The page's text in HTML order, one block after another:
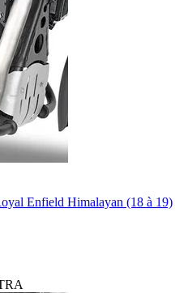
Enfield Himalayan (18 à 19)